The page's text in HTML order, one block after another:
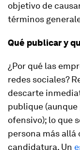
objetivo de
términos
Qué publicar y
¿Por qué las
redes sociales?
descarte
publique
ofensivo); lo que
persona más allá
candidatura. Un